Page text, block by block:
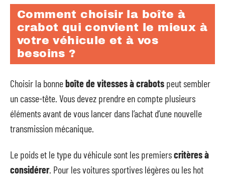
Comment choisir la boîte à
crabot qui convient le mieux à
votre véhicule et à vos
besoins ?
Choisir la bonneboîte de vitesses à crabots peut sembler
un casse-tête. Vous devez prendre en compte plusieurs
éléments avant de vous lancer dans l’achat d’une nouvelle
transmission mécanique.
Le poids et le type du véhicule sont les premierscritères à
considérer. Pour les voitures sportives légères ou les hot